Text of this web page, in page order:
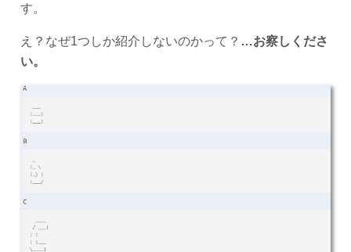
す。
え？なぜ1つしか紹介しないのかって？ …お察しくださ
い。